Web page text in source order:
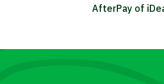
AfterPay of